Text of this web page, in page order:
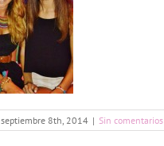
septiembre 8th, 2014 | Sin comentarios